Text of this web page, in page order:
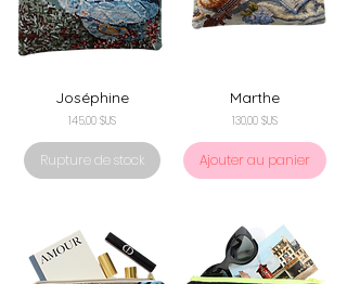
Joséphine
Prix
145,00 $US
Rupture de stock
Marthe
Prix
130,00 $US
Ajouter au panier